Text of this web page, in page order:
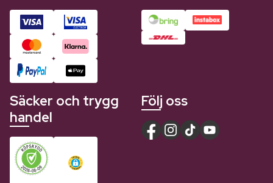
Säcker och trygg
handel
Följ oss